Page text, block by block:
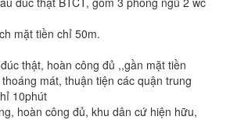
mặt tiền chỉ 50m.
thật, hoàn công đủ ,,gần mặt tiền
mát, thuận tiện các quận trung
10phút
hoàn công đủ, khu dân cứ hiện hữu,